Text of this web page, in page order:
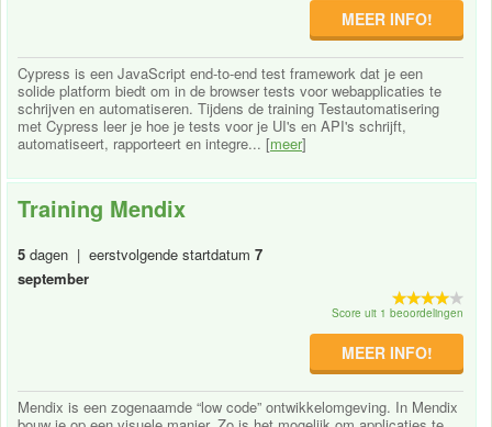
MEER INFO!
Cypress is een JavaScript end-to-end test framework dat je een
solide platform biedt om in de browser tests voor webapplicaties te
schrijven en automatiseren. Tijdens de training Testautomatisering
met Cypress leer je hoe je tests voor je UI's en API's schrijft,
automatiseert, rapporteert en integre... [meer]
Training Mendix
5 dagen | eerstvolgende startdatum 7
september
Score uit 1 beoordelingen
MEER INFO!
Mendix is een zogenaamde “low code” ontwikkelomgeving. In Mendix